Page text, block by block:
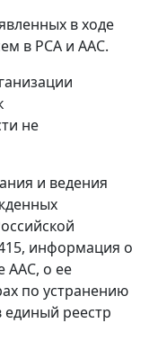
в ходе
в РСА и ААС.
не
и ведения
информация о
ААС, о ее
по устранению
реестр